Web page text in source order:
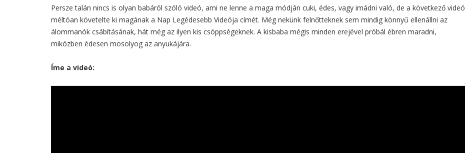
Persze talán nincs is olyan babáról szóló videó, ami ne lenne a maga módján cuki, édes, vagy imádni való, de a következő videó
méltóan követelte ki magának a Nap Legédesebb Videója címét. Még nekünk felnőtteknek sem mindig könnyű ellenállni az
álommanók csábításának, hát még az ilyen kis csöppségeknek. A kisbaba mégis minden erejével próbál ébren maradni,
miközben édesen mosolyog az anyukájára.
Íme a videó: